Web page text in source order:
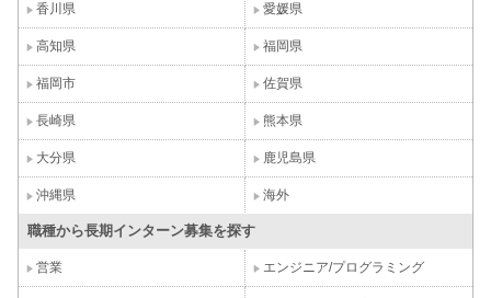
香川県 愛媛県
高知県 福岡県
福岡市 佐賀県
長崎県 熊本県
大分県 鹿児島県
沖縄県 海外
職種から長期インターン募集を探す
営業 エンジニア/プログラミング